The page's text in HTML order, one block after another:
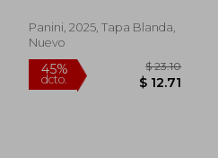
Panini, 2025, Tapa Blanda,
Nuevo